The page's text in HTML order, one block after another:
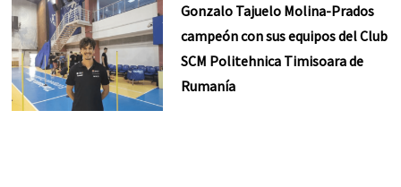
Gonzalo Tajuelo Molina-Prados
campeón con sus equipos del Club
SCM Politehnica Timisoara de
Rumanía